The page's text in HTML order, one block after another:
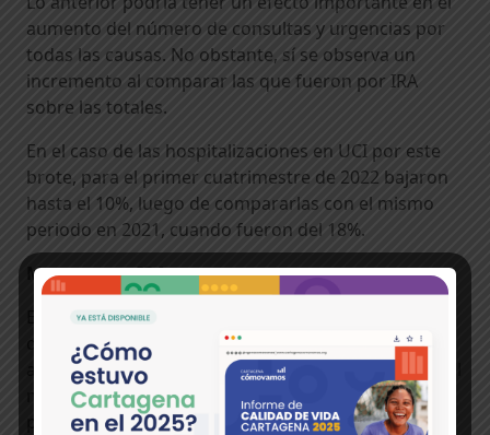
aumento del número de consultas y urgencias por
todas las causas. No obstante, sí se observa un
incremento al comparar las que fueron por IRA
sobre las totales.
En el caso de las hospitalizaciones en UCI por este
brote, para el primer cuatrimestre de 2022 bajaron
hasta el 10%, luego de compararlas con el mismo
periodo en 2021, cuando fueron del 18%.
Muertes por IRA:
En contraparte, la mortalidad por IRA en menores
de cinco años registró solo un caso entre enero y
abril de 2022, igual número que lo registrado para el
mismo periodo de 2021. Que no deja de ser
preocupante, pero no aumentó.